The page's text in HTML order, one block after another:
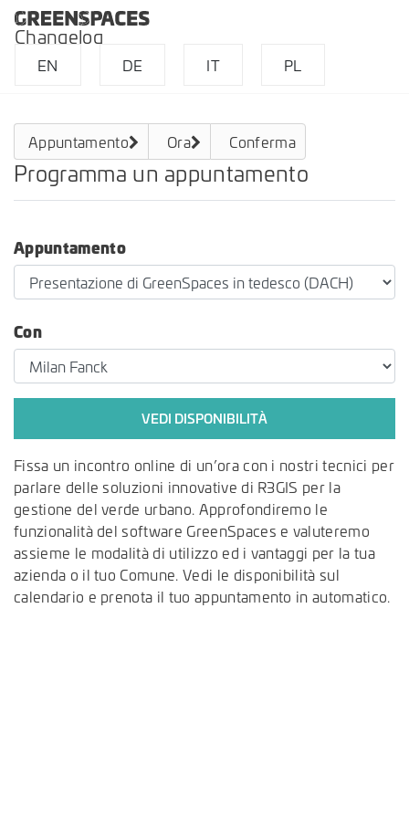
Changelog
EN DE IT PL
Appuntamento Ora Conferma
Programma un appuntamento
Appuntamento
Con
VEDI DISPONIBILITÀ
Fissa un incontro online di un’ora con i nostri tecnici per
parlare delle soluzioni innovative di R3GIS per la
gestione del verde urbano. Approfondiremo le
funzionalità del software GreenSpaces e valuteremo
assieme le modalità di utilizzo ed i vantaggi per la tua
azienda o il tuo Comune. Vedi le disponibilità sul
calendario e prenota il tuo appuntamento in automatico.